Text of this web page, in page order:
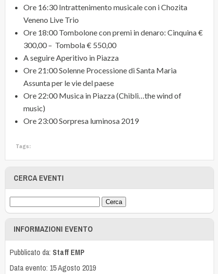
Ore 16:30 Intrattenimento musicale con i Chozita
Veneno Live Trio
Ore 18:00 Tombolone con premi in denaro: Cinquina €
300,00 – Tombola € 550,00
A seguire Aperitivo in Piazza
Ore 21:00 Solenne Processione di Santa Maria
Assunta per le vie del paese
Ore 22:00 Musica in Piazza (Chibli…the wind of
music)
Ore 23:00 Sorpresa luminosa 2019
Tags:
CERCA EVENTI
INFORMAZIONI EVENTO
Pubblicato da: Staff EMP
Data evento: 15 Agosto 2019